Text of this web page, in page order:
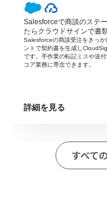
次に、トリガーで
クトに新規レコー
設定します
最後に、オペレー
クトリストに新規
ることで、
ペレーション」：トリ
■このワークフローの
Salesforceと連
ドメインURLを
Salesforceで商談のステ
たらクラウドサインで書
Salesforceの商談受注をきっ
ントで契約書を生成し
です。手作業の転記ミスや送
コア業務に専念できます。
詳細を見る
すべて